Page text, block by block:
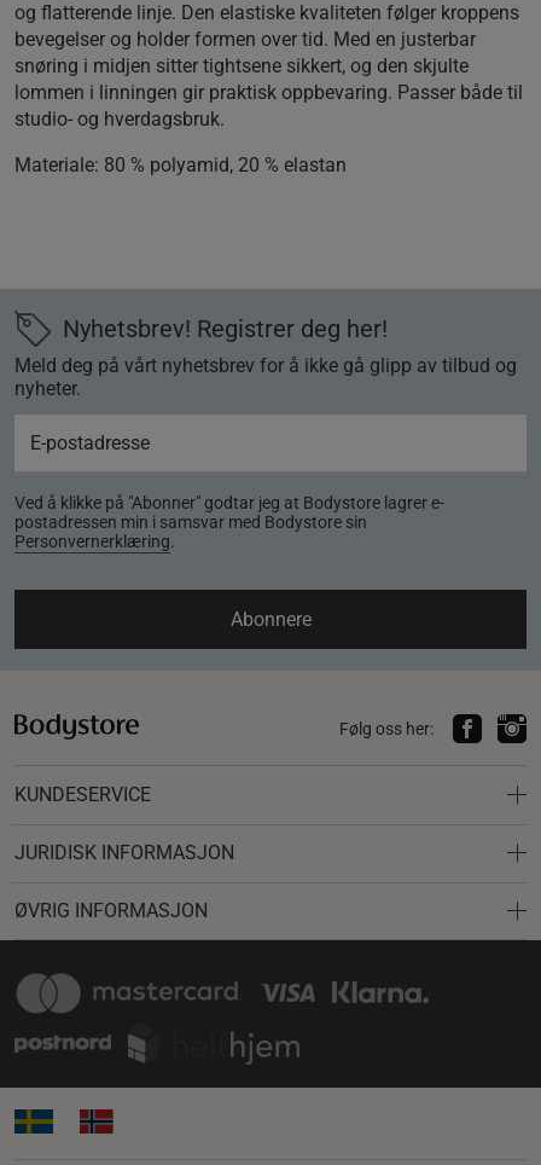
og flatterende linje. Den elastiske kvaliteten følger kroppens
bevegelser og holder formen over tid. Med en justerbar
snøring i midjen sitter tightsene sikkert, og den skjulte
lommen i linningen gir praktisk oppbevaring. Passer både til
studio- og hverdagsbruk.
Materiale: 80 % polyamid, 20 % elastan
Nyhetsbrev! Registrer deg her!
Meld deg på vårt nyhetsbrev for å ikke gå glipp av tilbud og
nyheter.
Ved å klikke på "Abonner" godtar jeg at Bodystore lagrer e-
postadressen min i samsvar med Bodystore sin
Personvernerklæring.
Abonnere
Følg oss her:
KUNDESERVICE
JURIDISK INFORMASJON
ØVRIG INFORMASJON